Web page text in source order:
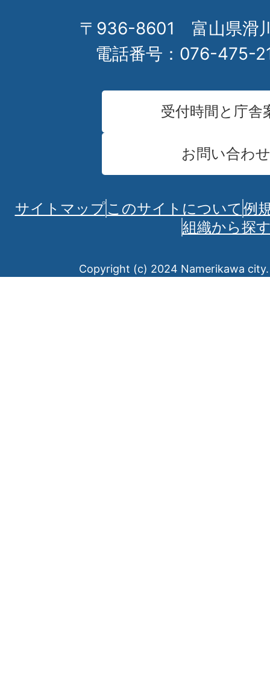
〒936-8601 富山県滑
電話番号：076-475-
受付時間と庁舎
お問い合わせ
サイトマップこのサイトについて 例
組織から探
Copyright (c) 2024 Namerikawa